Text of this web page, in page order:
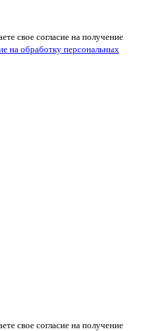
свое согласие на получение
на обработку персональных
свое согласие на получение